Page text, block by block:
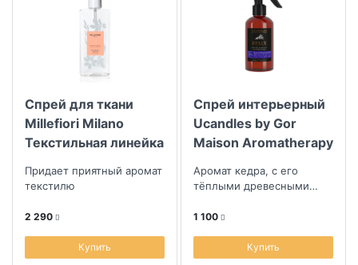
Спрей для ткани
Millefiori Milano
Текстильная линейка
Придает приятный аромат
текстилю
2 290
Купить
Спрей интерьерный
Ucandles by Gor
Maison Aromatherapy
250мл
Аромат кедра, с его
тёплыми древесными
пространство
стабильностью, а...
1 100
Купить